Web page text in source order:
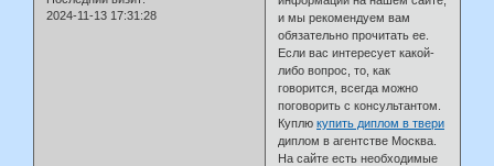
2024-11-13 17:31:28
и мы рекомендуем вам
обязательно прочитать ее.
Если вас интересует какой-
либо вопрос, то, как
говорится, всегда можно
поговорить с консультантом.
Куплюкупить диплом в твери
диплом в агентстве Москва.
На сайте есть необходимые